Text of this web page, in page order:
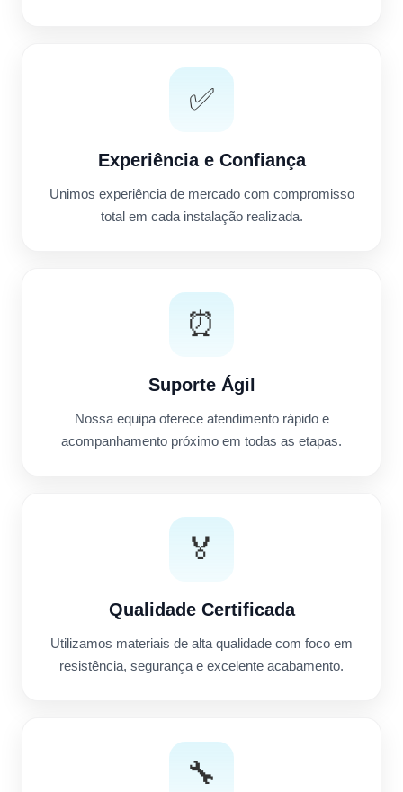
✅
Experiência e Confiança
Unimos experiência de mercado com compromisso
total em cada instalação realizada.
⏰
Suporte Ágil
Nossa equipa oferece atendimento rápido e
acompanhamento próximo em todas as etapas.
🏅
Qualidade Certificada
Utilizamos materiais de alta qualidade com foco em
resistência, segurança e excelente acabamento.
🔧